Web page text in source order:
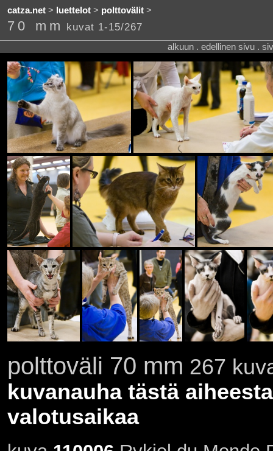
catza.net> luettelot> polttovälit>
70 mm kuvat 1-15/267
alkuun . edellinen sivu .
polttoväli 70 mm 267
kuvanauha tästä aiheesta
valotusaikaa